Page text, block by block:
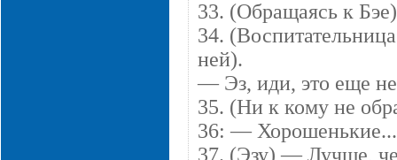
33. (Обращаясь к
34.
ней).
— Эз, иди, это еще
35. (Ни к кому не
36: —
37. (Эзу) — Лучше,